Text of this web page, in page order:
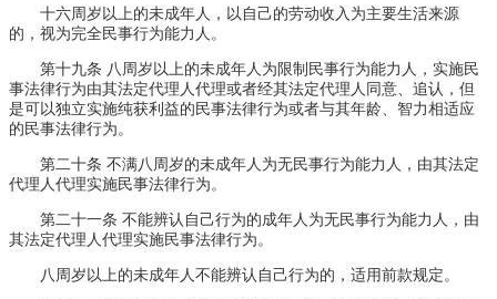
十六周岁以上的未成年人，以自己的劳动收入为主要生活来源
的，视为完全民事行为能力人。
第十九条 八周岁以上的未成年人为限制民事行为能力人，实施民
事法律行为由其法定代理人代理或者经其法定代理人同意、追认，但
是可以独立实施纯获利益的民事法律行为或者与其年龄、智力相适应
的民事法律行为。
第二十条 不满八周岁的未成年人为无民事行为能力人，由其法定
代理人代理实施民事法律行为。
第二十一条 不能辨认自己行为的成年人为无民事行为能力人，由
其法定代理人代理实施民事法律行为。
八周岁以上的未成年人不能辨认自己行为的，适用前款规定。